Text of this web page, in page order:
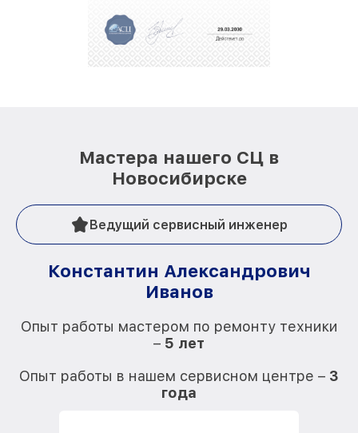
положительные отзывы и обрели отличную
репутацию. Мы постоянно совершенствуемся и
Мастера нашего СЦ в
Новосибирске
Ведущий сервисный инженер
Константин Александрович
Иванов
Опыт работы мастером по ремонту техники
– 5 лет
Опыт работы в нашем сервисном центре – 3
года